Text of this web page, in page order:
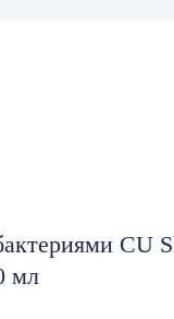
CU
мл